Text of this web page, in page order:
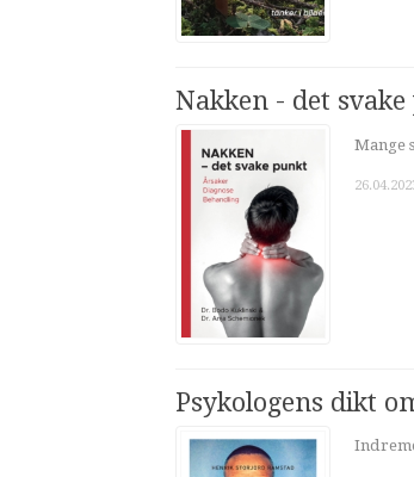
Nakken - det
Mange
Psykologens dikt